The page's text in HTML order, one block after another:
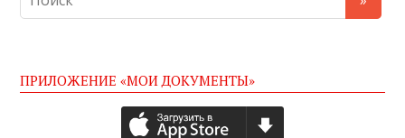
ПРИЛОЖЕНИЕ «МОИ ДОКУМЕНТЫ»